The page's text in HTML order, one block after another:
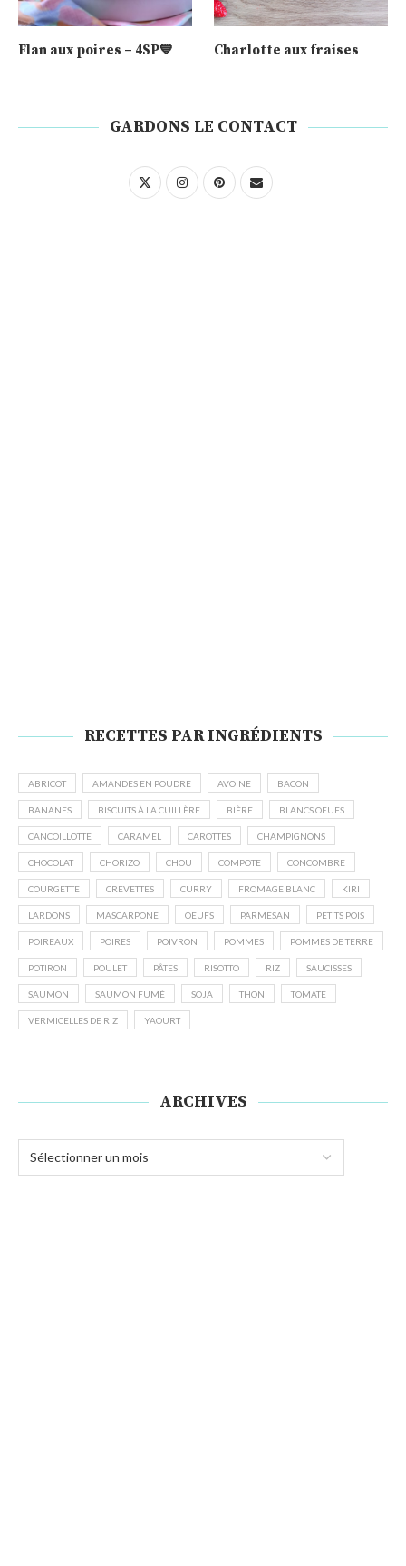
Flan aux poires – 4SP💙 Charlotte aux fraises
GARDONS LE CONTACT
RECETTES PAR INGRÉDIENTS
ABRICOT AMANDES EN POUDRE AVOINE BACON
BANANES BISCUITS À LA CUILLÈRE BIÈRE BLANCS OEUFS
CANCOILLOTTE CARAMEL CAROTTES CHAMPIGNONS
CHOCOLAT CHORIZO CHOU COMPOTE CONCOMBRE
COURGETTE CREVETTES CURRY FROMAGE BLANC KIRI
LARDONS MASCARPONE OEUFS PARMESAN PETITS POIS
POIREAUX POIRES POIVRON POMMES POMMES DE TERRE
POTIRON POULET PÂTES RISOTTO RIZ SAUCISSES
SAUMON SAUMON FUMÉ SOJA THON TOMATE
VERMICELLES DE RIZ YAOURT
ARCHIVES